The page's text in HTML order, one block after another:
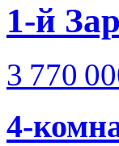
1-й
3 770
4-